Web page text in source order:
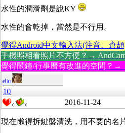
水性的潤滑劑是說KY
水性的會乾掉，當然是不行用。
覺得Android中文輸入法(注音、倉
手機照相看照片不方便？→
覺得鬧鐘/行事曆有改進的空間？→
eliu
10
0 0 2016-11-24
現在懶得拆鍵盤清洗，用不要的名